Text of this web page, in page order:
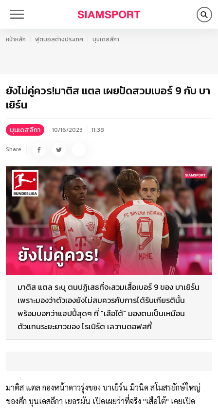
หน้าหลัก ฟุตบอลต่างประเทศ บุนเดสลีกา
ยังไม่คู่ควร!มาติส แตล เผยปัดสวมเบอร์ 9 กับ บา
เยิร์น
บุนเดสลีกา 10/16/2023 11:38
Share
มาติส แตล ระบุ ตนปฏิเสธที่จะสวมเสื้อเบอร์ 9 ของ บาเยิร์น
เพราะมองว่าตัวเองยังไม่สมควรกับการได้รับเกียรตินั้น
พร้อมบอกว่าแฮปปี้สุดๆ ที่ "เสือใต้" มองตนเป็นเหมือน
ตัวแทนระยะยาวของ โรเบิร์ต เลวานดอฟสกี้
มาติส แตล กองหน้าดาวรุ่งของ บาเยิร์น มิวนิค สโมสรยักษ์ใหญ่
ของศึก บุนเดสลีกา เยอรมัน เปิดเผยว่าที่จริง "เสือใต้" เคยเปิด